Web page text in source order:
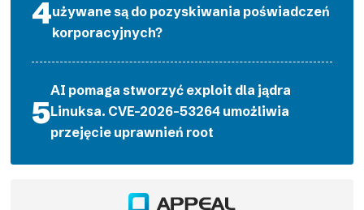
używane są do pozyskiwania poświadczeń
korporacyjnych?
AI pomaga stworzyć exploit dla jądra
Linuksa. CVE-2026-53264 umożliwia
przejęcie uprawnień root